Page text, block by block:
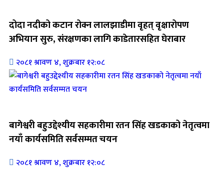
दोदा नदीको कटान रोक्न लालझाडीमा वृहत् वृक्षारोपण
अभियान सुरु, संरक्षणका लागि काडेतारसहित घेराबार
२०८१ श्रावण ४, शुक्रबार १२:०८
बागेश्वरी बहुउद्देश्यीय सहकारीमा रतन सिंह खडकाको नेतृत्वमा
नयाँ कार्यसमिति सर्वसम्मत चयन
२०८१ श्रावण ४, शुक्रबार १२:०८